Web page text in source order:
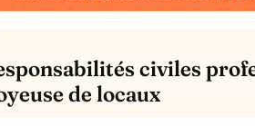
civiles
de locaux